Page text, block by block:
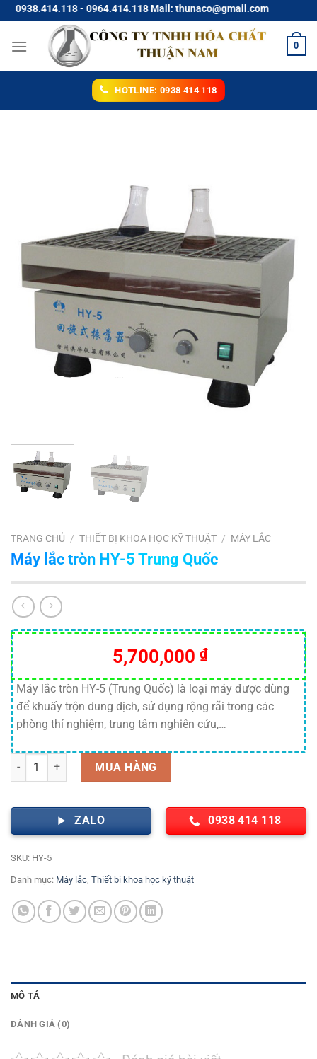
Chuyển
đến
nội
- 0964.414.118 Mail: thunaco@gmail.com
0
HOTLINE: 0938 414 118
TRANG CHỦ / THIẾT BỊ KHOA HỌC KỸ THUẬT / MÁY LẮC
Máy lắc tròn HY-5 Trung Quốc
5,700,000 ₫
Máy lắc tròn HY-5 (Trung Quốc) là loại máy được dùng
để khuấy trộn dung dịch, sử dụng rộng rãi trong các
phòng thí nghiệm, trung tâm nghiên cứu,…
Máy lắc tròn HY-5 Trung Quốc số lượng
MUA HÀNG
ZALO 0938 414 118
SKU: HY-5
Danh mục: Máy lắc Thiết bị khoa học kỹ thuật
MÔ TẢ
ĐÁNH GIÁ (0)